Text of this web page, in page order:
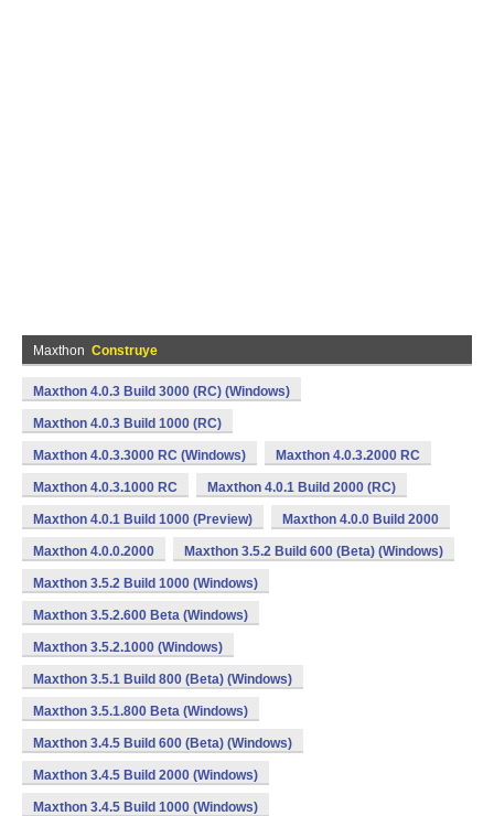
Maxthon Construye
Maxthon 4.0.3 Build 3000 (RC) (Windows)
Maxthon 4.0.3 Build 1000 (RC)
Maxthon 4.0.3.3000 RC (Windows) Maxthon 4.0.3.2000 RC
Maxthon 4.0.3.1000 RC Maxthon 4.0.1 Build 2000 (RC)
Maxthon 4.0.1 Build 1000 (Preview) Maxthon 4.0.0 Build 2000
Maxthon 4.0.0.2000 Maxthon 3.5.2 Build 600 (Beta) (Windows)
Maxthon 3.5.2 Build 1000 (Windows)
Maxthon 3.5.2.600 Beta (Windows)
Maxthon 3.5.2.1000 (Windows)
Maxthon 3.5.1 Build 800 (Beta) (Windows)
Maxthon 3.5.1.800 Beta (Windows)
Maxthon 3.4.5 Build 600 (Beta) (Windows)
Maxthon 3.4.5 Build 2000 (Windows)
Maxthon 3.4.5 Build 1000 (Windows)